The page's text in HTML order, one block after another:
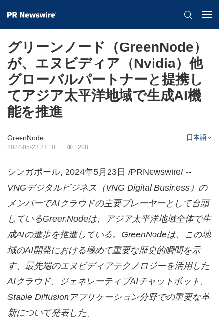
グリーンノード（GreenNode）
が、エヌビディア（Nvidia）他
グローバルパートナーと提携し
てアジア太平洋地域で生成AI機
能を推進
GreenNode
2024-05-23 23:10 1208
日本語
シンガポール, 2024年5月23日 /PRNewswire/ --
VNGデジタルビジネス（VNG Digital Business ）の
メンバーでAIクラウドの主要プレーヤーとして台頭
しているGreenNodeは、アジア太平洋地域全体で生
成AIの進歩を推進している。 GreenNodeは、この地
域のAI開発における極めて重要な歴史的瞬間を示
す、最先端のエヌビディアテクノロジーを活用した
AIクラウド、ジェネレーティブAIチャットボット、
Stable Diffusion アプリケーション分野での重要な革
新について発表した。